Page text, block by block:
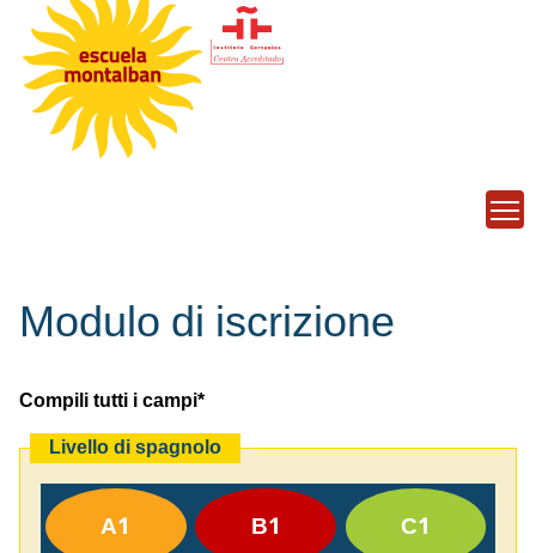
Modulo di iscrizione
Compili tutti i campi*
Livello di spagnolo
A1 B1
C1